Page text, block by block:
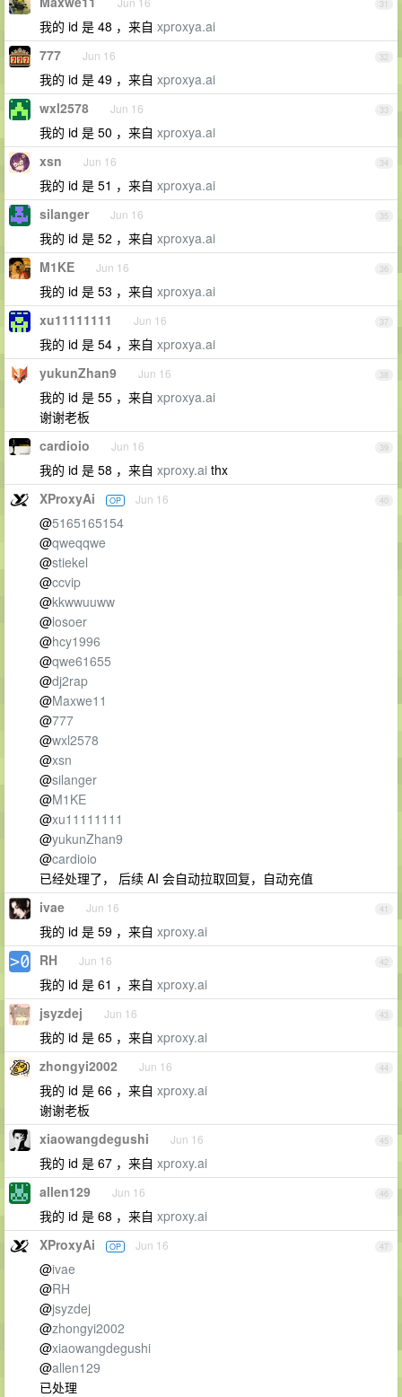
31
我的 id 是 48 ，来自 xproxya.ai
32
777 Jun 16
我的 id 是 49 ，来自 xproxya.ai
33
wxl2578 Jun 16
我的 id 是 50 ，来自 xproxya.ai
34
xsn Jun 16
我的 id 是 51 ，来自 xproxya.ai
35
silanger Jun 16
我的 id 是 52 ，来自 xproxya.ai
36
M1KE Jun 16
我的 id 是 53 ，来自 xproxya.ai
37
xu11111111 Jun 16
我的 id 是 54 ，来自 xproxya.ai
38
yukunZhan9 Jun 16
我的 id 是 55 ，来自 xproxya.ai
谢谢老板
39
cardioio Jun 16
我的 id 是 58 ，来自 xproxy.ai thx
40
XProxyAi OP Jun 16
@5165165154
@qweqqwe
@stiekel
@ccvip
@kkwwuuww
@losoer
@hcy1996
@qwe61655
@dj2rap
@Maxwe11
@777
@wxl2578
@xsn
@silanger
@M1KE
@xu11111111
@yukunZhan9
@cardioio
已经处理了， 后续 AI 会自动拉取回复，自动充值
41
ivae Jun 16
我的 id 是 59 ，来自 xproxy.ai
42
RH Jun 16
我的 id 是 61 ，来自 xproxy.ai
43
jsyzdej Jun 16
我的 id 是 65 ，来自 xproxy.ai
44
zhongyi2002 Jun 16
我的 id 是 66 ，来自 xproxy.ai
谢谢老板
45
xiaowangdegushi Jun 16
我的 id 是 67 ，来自 xproxy.ai
46
allen129 Jun 16
我的 id 是 68 ，来自 xproxy.ai
47
XProxyAi OP Jun 16
@ivae
@RH
@jsyzdej
@zhongyi2002
@xiaowangdegushi
@allen129
已处理